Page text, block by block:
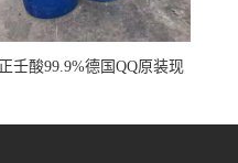
正壬酸99.9%德国QQ原装现